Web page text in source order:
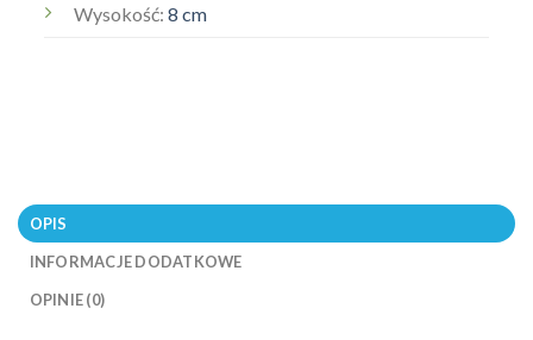
Wysokość:8 cm
OPIS
INFORMACJE DODATKOWE
OPINIE (0)